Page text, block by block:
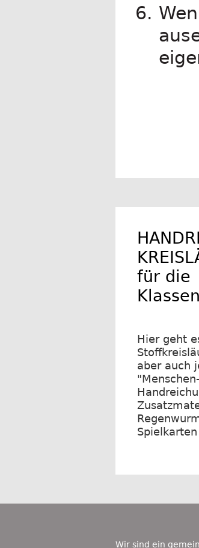
für die
Hier geht
aber auch
Footer
Wir sind ein